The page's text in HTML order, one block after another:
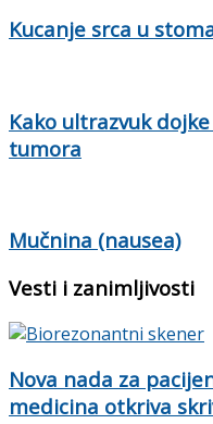
Kucanje srca u
Kako ultrazvuk
tumora
Mučnina (nausea)
Vesti i zanimljivosti
Nova nada za
medicina otkriva